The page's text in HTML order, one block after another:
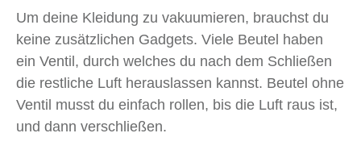
Um deine Kleidung zu vakuumieren, brauchst du
keine zusätzlichen Gadgets. Viele Beutel haben
ein Ventil, durch welches du nach dem Schließen
die restliche Luft herauslassen kannst. Beutel ohne
Ventil musst du einfach rollen, bis die Luft raus ist,
und dann verschließen.